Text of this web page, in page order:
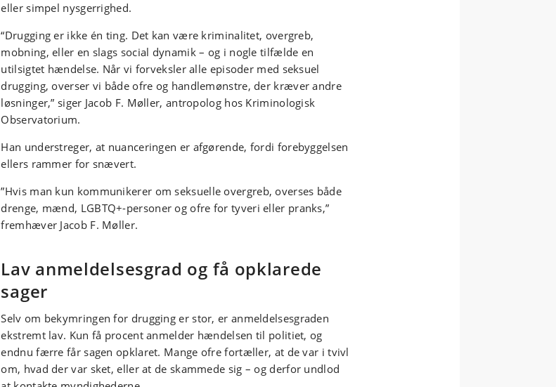
eller simpel nysgerrighed.
“Drugging er ikke én ting. Det kan være kriminalitet, overgreb,
mobning, eller en slags social dynamik – og i nogle tilfælde en
utilsigtet hændelse. Når vi forveksler alle episoder med seksuel
drugging, overser vi både ofre og handlemønstre, der kræver andre
løsninger,” siger Jacob F. Møller, antropolog hos Kriminologisk
Observatorium.
Han understreger, at nuanceringen er afgørende, fordi forebyggelsen
ellers rammer for snævert.
”Hvis man kun kommunikerer om seksuelle overgreb, overses både
drenge, mænd, LGBTQ+-personer og ofre for tyveri eller pranks,”
fremhæver Jacob F. Møller.
Lav anmeldelsesgrad og få opklarede
sager
Selv om bekymringen for drugging er stor, er anmeldelsesgraden
ekstremt lav. Kun få procent anmelder hændelsen til politiet, og
endnu færre får sagen opklaret. Mange ofre fortæller, at de var i tvivl
om, hvad der var sket, eller at de skammede sig – og derfor undlod